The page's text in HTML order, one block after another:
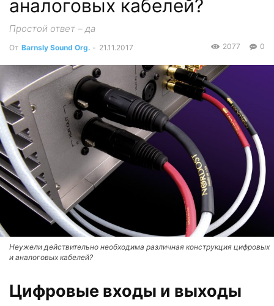
аналоговых кабелей?
Простой ответ – да
От Barnsly Sound Org. - 21.11.2017 0
2077
Неужели действительно необходима различная конструкция цифровых
и аналоговых кабелей?
Цифровые входы и выходы